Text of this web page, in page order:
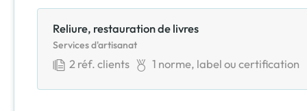
Reliure, restauration de livres
Services d'artisanat
2 réf. clients 1 norme, label ou certification